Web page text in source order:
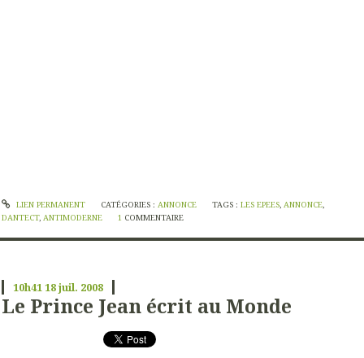
LIEN PERMANENT CATÉGORIES : ANNONCE TAGS :LES EPEES,ANNONCE,
DANTECT, ANTIMODERNE 1 COMMENTAIRE
10h4118juil. 2008
Le Prince Jean écrit au Monde